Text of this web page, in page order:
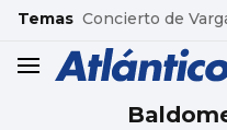
common.go-to-content
Temas Concierto de
header.menu.open